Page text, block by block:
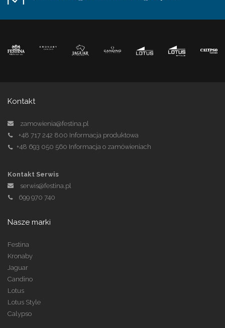
Kontakt
zamowienia@festina.pl
+48 717 242 800 Informacja produktowa
+48 693 050 560 Informacja o zamówieniach
Kontakt Serwis
serwis@festina.pl
699 970 740
Nasze marki
Festina
Kronaby
Jaguar
Candino
Lotus
Lotus Style
Calypso